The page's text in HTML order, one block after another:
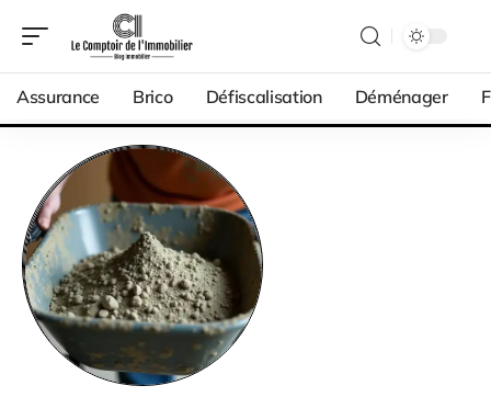
Assurance Brico Défiscalisation Déménager